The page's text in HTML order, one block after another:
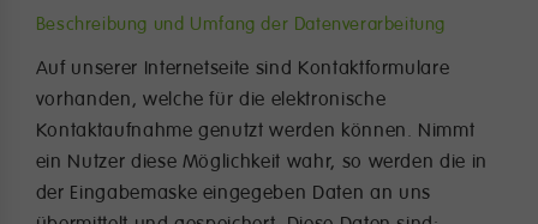
Beschreibung und Umfang der Datenverarbeitung
Auf unserer Internetseite sind Kontaktformulare
vorhanden, welche für die elektronische
Kontaktaufnahme genutzt werden können. Nimmt
ein Nutzer diese Möglichkeit wahr, so werden die in
der Eingabemaske eingegeben Daten an uns